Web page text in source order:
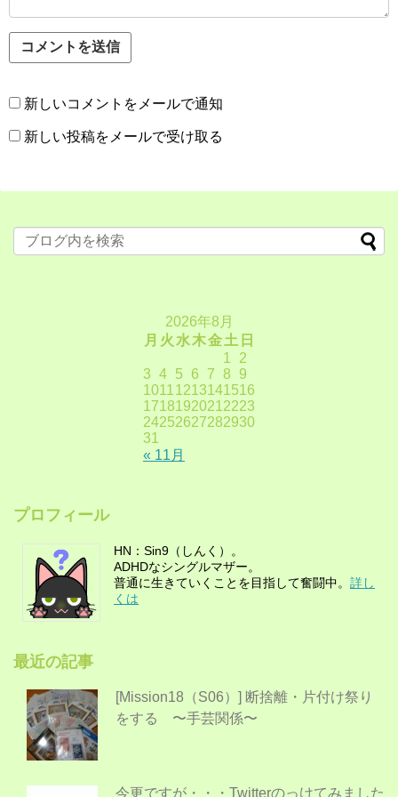
新しいコメントをメールで通知
新しい投稿をメールで受け取る
2026年8月
月 火 水木金土 日
« 11月
1
2
3 4 5 6 7 8
9
10111213141516
17181920212223
24252627282930
31
プロフィール
HN：Sin9（しんく）。
ADHDなシングルマザー。
普通に生きていくことを目指して奮闘中。 詳し
くは
最近の記事
[Mission18（S06）] 断捨離・片付け祭り
をする 〜手芸関係〜
今更ですが・・・Twitterのっけてみました